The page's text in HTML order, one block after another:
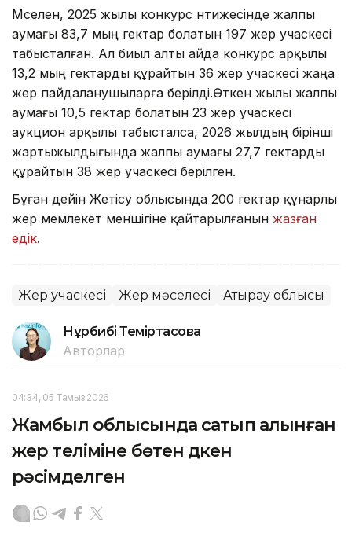
Мәселен, 2025 жылы конкурс нәтижесінде жалпы
аумағы 83,7 мың гектар болатын 197 жер учаскесі
табысталған. Ал биыл алты айда конкурс арқылы
13,2 мың гектарды құрайтын 36 жер учаскесі жаңа
жер пайдаланушыларға берілді.Өткен жылы жалпы
аумағы 10,5 гектар болатын 23 жер учаскесі
аукцион арқылы табысталса, 2026 жылдың бірінші
жартыжылдығында жалпы аумағы 27,7 гектарды
құрайтын 38 жер учаскесі берілген.
Бұған дейін Жетісу облысында 200 гектар құнарлы
жер мемлекет меншігіне қайтарылғанын жазған
едік.
Жер учаскесі Жер мәселесі Атырау облысы
Нұрбибі Теміртасова
Авторлар
04:34, 05 Тамыз 2026
Жамбыл облысында сатып алынған
жер теліміне бөтен дүкен
рәсімделген